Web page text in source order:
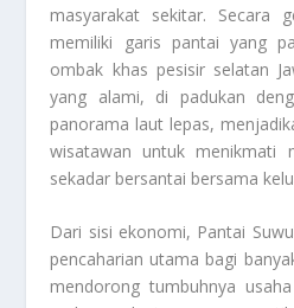
masyarakat sekitar. Secara
memiliki garis pantai yang
ombak khas pesisir selatan
yang alami, di padukan
panorama laut lepas,
wisatawan untuk menikmati
sekadar bersantai bersama
Dari sisi ekonomi, Pantai
pencaharian utama bagi
mendorong tumbuhnya